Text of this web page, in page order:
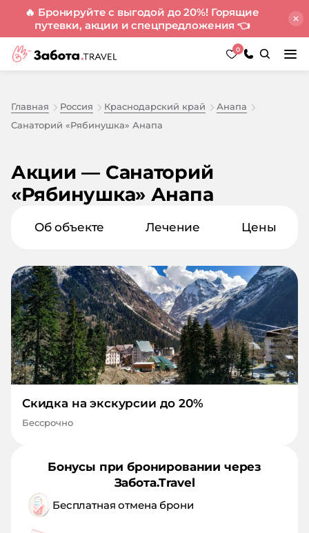
🔥 Бронируйте с выгодой до 20%! Горящие
путевки, акции и спецпредложения 👈
0
Главная Россия Краснодарский край
Анапа
Санаторий «Рябинушка» Анапа
Акции — Санаторий
«Рябинушка» Анапа
Об объекте Лечение Цены
Скидка на экскурсии до 20%
Бессрочно
Бонусы при бронировании через
Забота.Travel
Бесплатная отмена брони